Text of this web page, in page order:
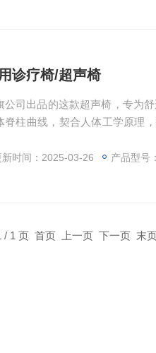
诊疗椅/超声椅
公司出品的这款超声椅，专为
脊柱曲线，契合人体工学原理
卧调节手柄，满足多样坐姿需
新时间：2025-03-26 产品型号：
/ 1 页 首页 上一页 下一页 末